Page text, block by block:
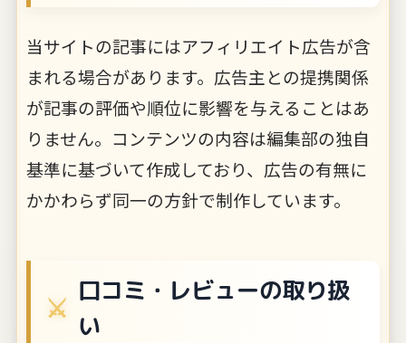
当サイトの記事にはアフィリエイト広告が含
まれる場合があります。広告主との提携関係
が記事の評価や順位に影響を与えることはあ
りません。コンテンツの内容は編集部の独自
基準に基づいて作成しており、広告の有無に
かかわらず同一の方針で制作しています。
口コミ・レビューの取り扱
い